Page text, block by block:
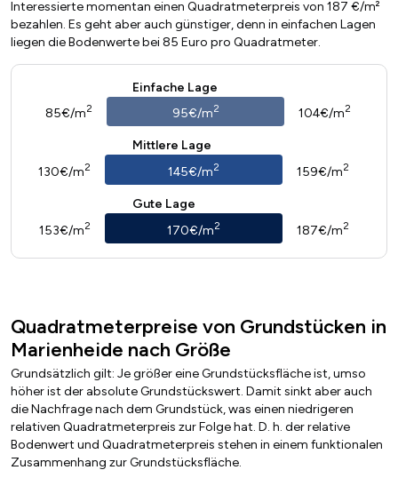
Interessierte momentan einen Quadratmeterpreis von 187 €/m²
bezahlen. Es geht aber auch günstiger, denn in einfachen Lagen
liegen die Bodenwerte bei 85 Euro pro Quadratmeter.
Einfache Lage
85€/m2 95€/m2 104€/m2
Mittlere Lage
130€/m2 145€/m2 159€/m2
Gute Lage
153€/m2 170€/m2 187€/m2
Quadratmeterpreise von Grundstücken in
Marienheide nach Größe
Grundsätzlich gilt: Je größer eine Grundstücksfläche ist, umso
höher ist der absolute Grundstückswert. Damit sinkt aber auch
die Nachfrage nach dem Grundstück, was einen niedrigeren
relativen Quadratmeterpreis zur Folge hat. D. h. der relative
Bodenwert und Quadratmeterpreis stehen in einem funktionalen
Zusammenhang zur Grundstücksfläche.